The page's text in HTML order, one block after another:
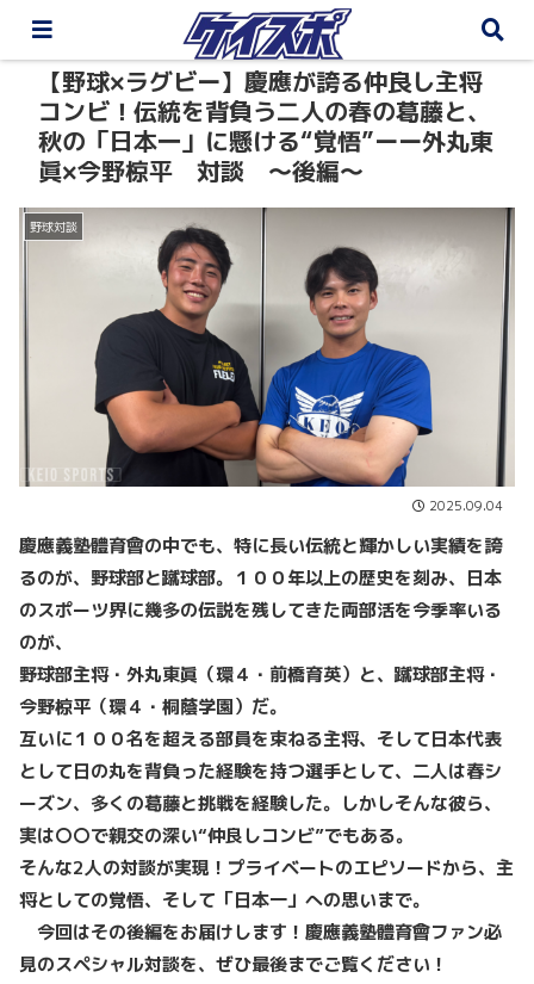
【野球×ラグビー】慶應が誇る仲良し主将
コンビ！伝統を背負う二人の春の葛藤と、
秋の「日本一」に懸ける“覚悟”ーー外丸東
眞×今野椋平 対談 〜後編〜
野球対談
2025.09.04
慶應義塾體育會の中でも、特に長い伝統と輝かしい実績を誇
るのが、野球部と蹴球部。１００年以上の歴史を刻み、日本
のスポーツ界に幾多の伝説を残してきた両部活を今季率いる
のが、
野球部主将・外丸東眞（環４・前橋育英）と、蹴球部主将・
今野椋平（環４・桐蔭学園）だ。
互いに１００名を超える部員を束ねる主将、そして日本代表
として日の丸を背負った経験を持つ選手として、二人は春シ
ーズン、多くの葛藤と挑戦を経験した。しかしそんな彼ら、
実は〇〇で親交の深い“仲良しコンビ”でもある。
そんな2人の対談が実現！プライベートのエピソードから、主
将としての覚悟、そして「日本一」への思いまで。
今回はその後編をお届けします！慶應義塾體育會ファン必
見のスペシャル対談を、ぜひ最後までご覧ください！